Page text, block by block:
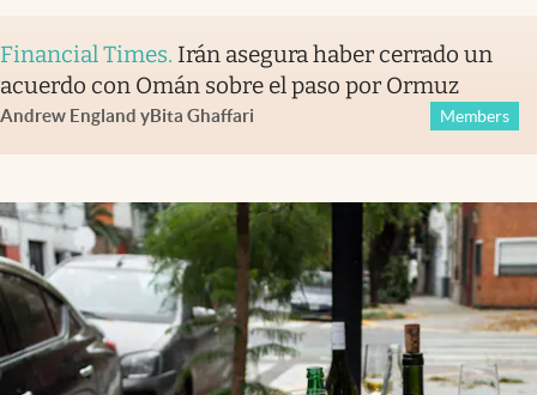
Financial Times. Irán asegura haber cerrado un
acuerdo con Omán sobre el paso por Ormuz
Andrew England yBita Ghaffari Members